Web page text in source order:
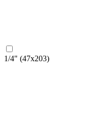
1/4" (47x203)